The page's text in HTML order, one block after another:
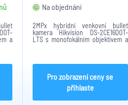
a
Na objednání
2MPx hybridní venkovní bullet
kamera Hikvision DS-2CE16D0T-
LTS s monofokálním objektivem a
ohniskovou vzdáleností 3,6 mm.
HLS. Bílé světlo až do...
Pro zobrazení ceny se
přihlaste